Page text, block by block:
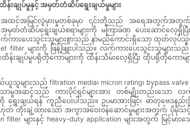
ချုပ်မှုနှင့် အမှတ်တံဆိပ်ရွေးချယ်မှုများ
င်အမြင်လွဲမှားမှုတစ်ခုမှာ ၎င်းတို့သည် အရေအတွက်အတွ
အမှတ်တံဆိပ်ရွေးချယ်စရာများကို မကြာခဏ ပေးဆောင်
ားပေးသွင်းသူများစွာသည် နာမည်ကောင်းရှိသော ထုတ်လုပ်သူ
filter များကို ဖြန့်ဖြူးပါသည်။ လက်ကားပေးသွင်းသူမျာ
ချုပ်မှုပရိုတိုကောများကို ထိန်းသိမ်းလေ့ရှိပြီး ထိုပရိုတိုကောမျ
ားသည် filtration media၊ micron rating၊ bypass
မှုအဆင့်သည် ကားပိုင်ရှင်များအား တစ်မျိုးတည်းသော လက်
ချယ်ရန် ကူညီပေးပါသည်။ ဥပမာအားဖြင့်၊ ဓာတုဗေဒနည်
တ် တိုးချဲ့ထားသော အကွာအဝေးဝန်ဆောင်မှုများအတွက် ပိုမိုသ
filter များနှင့် heavy-duty application များအတွက် မြင့်မ